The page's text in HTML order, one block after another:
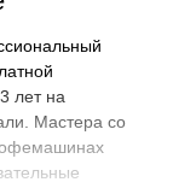
лет на
Мастера со